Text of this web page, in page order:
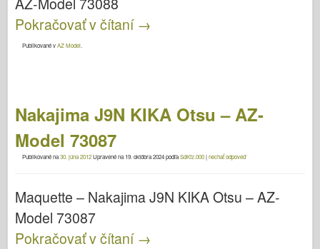
Pokračovať v čítaní →
Publikované vAZ Model
Nakajima J9N KIKA Otsu – AZ-
Model 73087
Publikované na30. júna 2012Upravené na 19. októbra 2024podľaSdKfz.000|nechať odpoveď
Maquette – Nakajima J9N KIKA Otsu – AZ-
Model 73087
Pokračovať v čítaní →